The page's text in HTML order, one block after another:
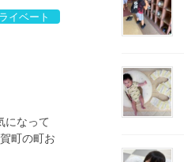
イベート
になって
町の町お